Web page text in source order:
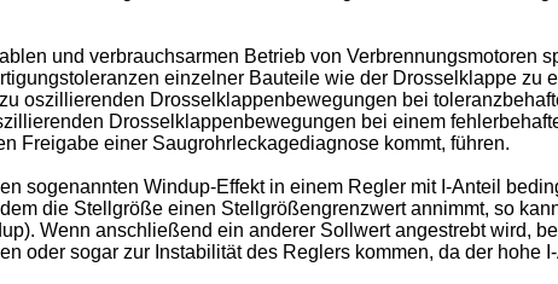
und verbrauchsarmen Betrieb von
einzelner Bauteile wie der Drosselklappe
oszillierenden Drosselklappenbewegungen bei
Drosselklappenbewegungen bei einem
Freigabe einer Saugrohrleckagediagnose kommt, führen.
sogenannten Windup-Effekt in einem Regler mit I-Anteil
die Stellgröße einen Stellgrößengrenzwert annimmt, so
Wenn anschließend ein anderer Sollwert angestrebt wird,
oder sogar zur Instabilität des Reglers kommen, da der